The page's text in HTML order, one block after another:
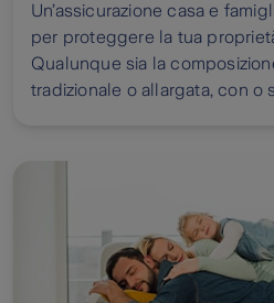
Un’assicurazione casa e
per proteggere la tua
Qualunque sia la
tradizionale o allargata, con o